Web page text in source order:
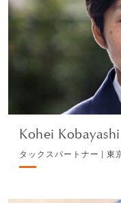
Kohei
タックスパートナー | 東